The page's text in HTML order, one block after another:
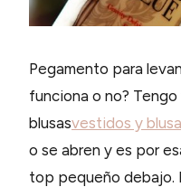
Pegamento para
funciona o no?
blusasvestidos y
o se abren y es por
top pequeño debajo.